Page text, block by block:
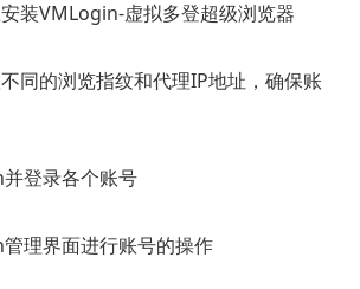
装VMLogin-虚拟多登超级浏览器
同的浏览指纹和代理IP地址，确保账
登录各个账号
理界面进行账号的操作